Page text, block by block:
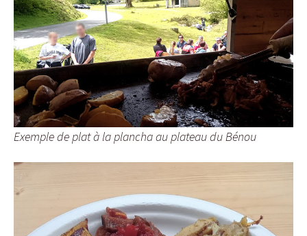
Exemple de plat à la plancha au plateau du Bénou